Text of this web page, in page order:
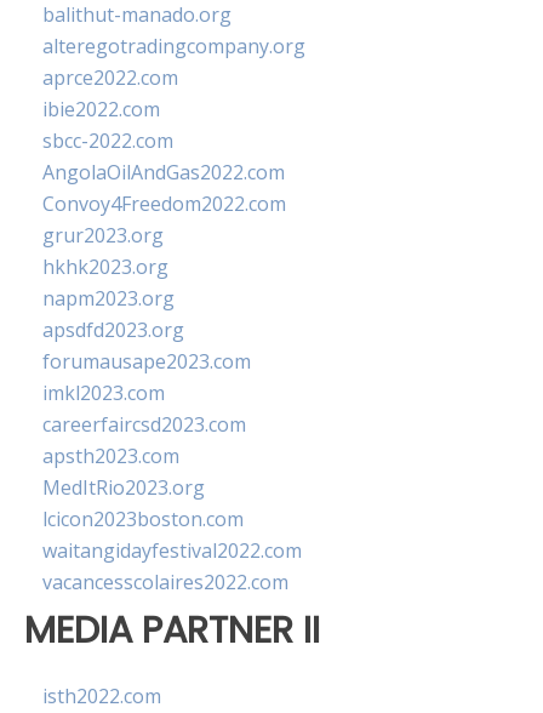
balithut-manado.org
alteregotradingcompany.org
aprce2022.com
ibie2022.com
sbcc-2022.com
AngolaOilAndGas2022.com
Convoy4Freedom2022.com
grur2023.org
hkhk2023.org
napm2023.org
apsdfd2023.org
forumausape2023.com
imkl2023.com
careerfaircsd2023.com
apsth2023.com
MedItRio2023.org
lcicon2023boston.com
waitangidayfestival2022.com
vacancesscolaires2022.com
MEDIA PARTNER II
isth2022.com